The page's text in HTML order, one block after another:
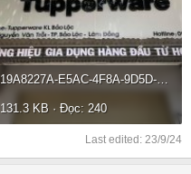
19A8227A-E5AC-4F8A-9D5D-6BB57AFD2CB2.jpeg
131.3 KB · Đọc: 240
Last edited: 23/9/24